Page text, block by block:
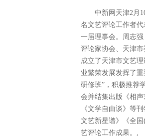
中新网天津2月10
名文艺评论工作者
一届理事会。周志
评论家协会、天津
成立了天津市文艺
业繁荣发展发挥了
研修班”，积极推荐
会并结集出版《相
《文学自由谈》等
文艺新星谱》《全
艺评论工作成果。,